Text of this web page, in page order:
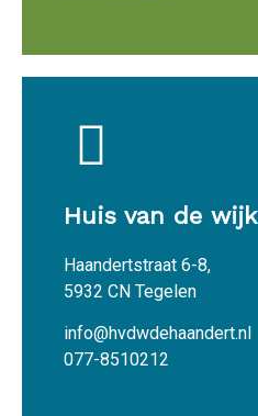
Huis van de wijk
Haandertstraat 6-8,
5932 CN Tegelen
info@hvdwdehaandert.nl
077-8510212